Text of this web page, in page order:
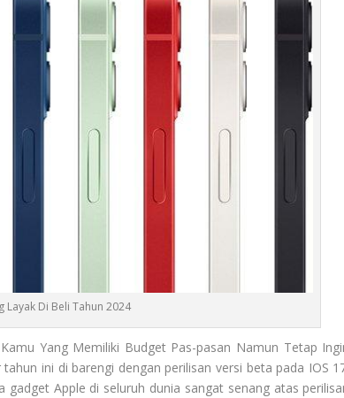
Layak Di Beli Tahun 2024
Yang Memiliki Budget Pas-pasan Namun Tetap
ini di barengi dengan perilisan versi beta pada IOS
Apple di seluruh dunia sangat senang atas